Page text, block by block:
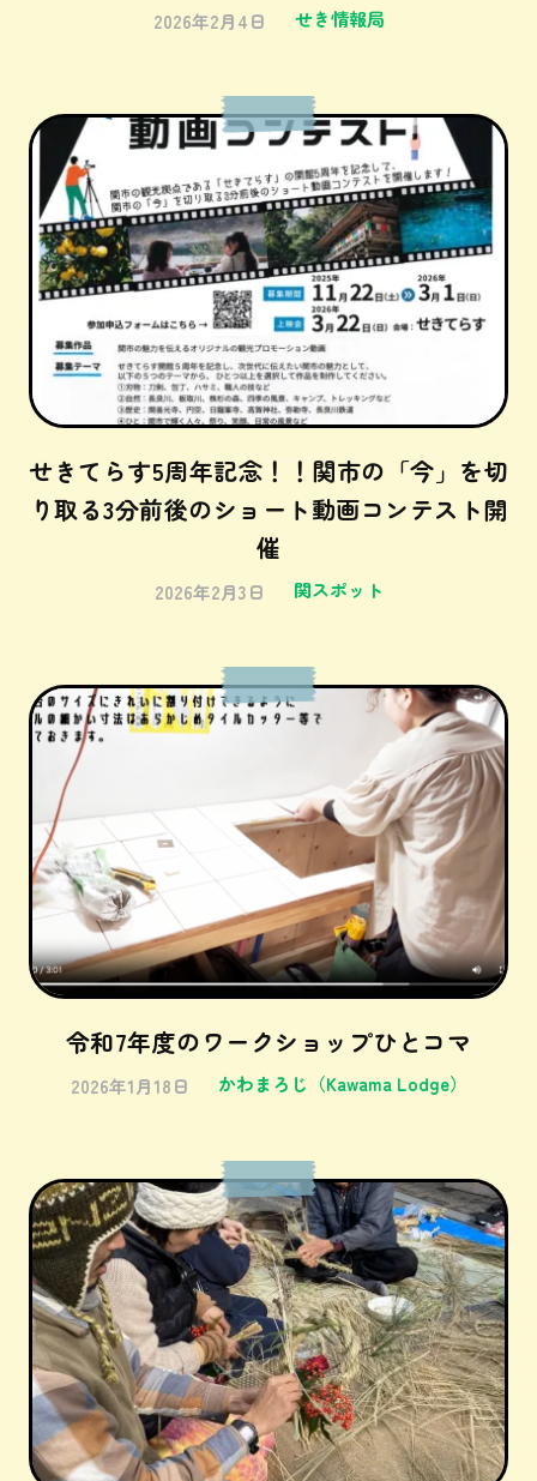
2026年2月4日 せき情報局
せきてらす5周年記念！！関市の「今」を切
り取る3分前後のショート動画コンテスト開
催
2026年2月3日 関スポット
令和7年度のワークショップひとコマ
2026年1月18日 かわまろじ（Kawama Lodge）